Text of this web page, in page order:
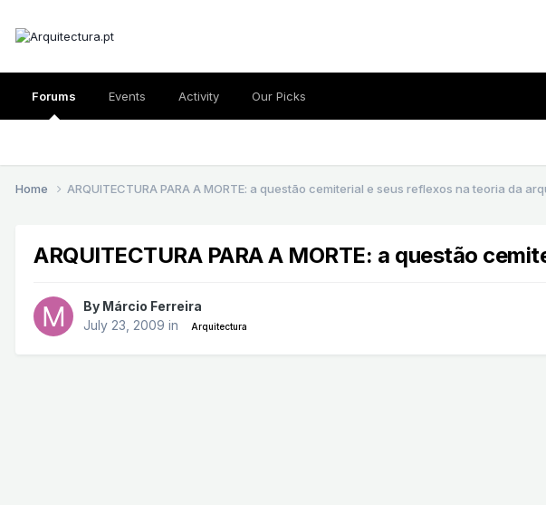
Forums Events Activity Our Picks
Home ARQUITECTURA PARA A MORTE: a questão cemiterial e seus reflexos na teoria da
ARQUITECTURA PARA A MORTE: a questão
By Márcio Ferreira
July 23, 2009 in Arquitectura